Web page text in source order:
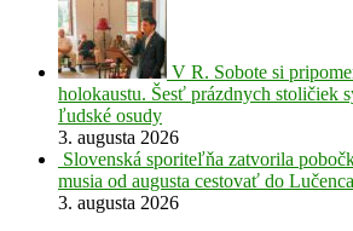
V R. Sobote si
holokaustu. Šesť prázdnych stoličiek
ľudské osudy
3. augusta 2026
Slovenská sporiteľňa zatvorila
musia od augusta cestovať do Lučenca
3. augusta 2026